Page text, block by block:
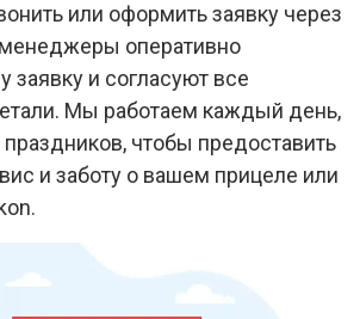
или оформить заявку через
оперативно
заявку и согласуют все
Мы работаем каждый день,
чтобы предоставить
и заботу о вашем прицеле или